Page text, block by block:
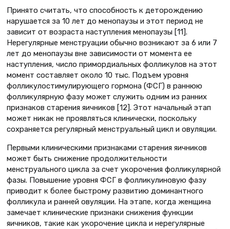
Принято считать, что способность к деторождению
нарушается за 10 лет до менопаузы и этот период не
зависит от возраста наступления менопаузы [11].
Нерегулярные менструации обычно возникают за 6 или 7
лет до менопаузы вне зависимости от момента ее
наступления, число примордиальных фолликулов на этот
момент составляет около 10 тыс. Подъем уровня
фолликулостимулирующего гормона (ФСГ) в раннюю
фолликулярную фазу может служить одним из ранних
признаков старения яичников [12]. Этот начальный этап
может никак не проявляться клинически, поскольку
сохраняется регулярный менструальный цикл и овуляции.
Первыми клиническими признаками старения яичников
может быть снижение продолжительности
менструального цикла за счет укорочения фолликулярной
фазы. Повышение уровня ФСГ в фолликулиновую фазу
приводит к более быстрому развитию доминантного
фолликула и ранней овуляции. На этапе, когда женщина
замечает клинические признаки снижения функции
яичников, такие как укорочение цикла и нерегулярные